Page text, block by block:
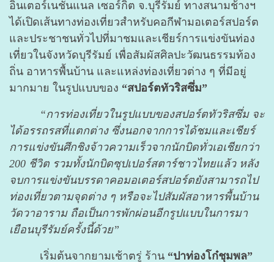
อินเตอร์เนชั่นแนล เซอร์กิต จ.บุรีรัมย์ ทางสนามช้างฯ
ได้เปิดเส้นทางท่องเที่ยวสำหรับคอกีฬามอเตอร์สปอร์ต
และประชาชนทั่วไปที่มาชมและเชียร์การแข่งขันท่อง
เที่ยวในจังหวัดบุรีรัมย์ เพื่อสัมผัสศิลปะวัฒนธรรมท้อง
ถิ่น อาหารพื้นบ้าน และแหล่งท่องเที่ยวต่าง ๆ ที่มีอยู่
มากมาย ในรูปแบบของ “สปอร์ตทัวริสซึ่ม”
“การท่องเที่ยวในรูปแบบของสปอร์ตทัวริสซึ่ม จะ
ได้อรรถรสที่แตกต่าง ซึ่งนอกจากการได้ชมและเชียร์
การแข่งขันศึกชิงจ้าวความเร็วจากนักบิดทั่วเอเชียกว่า
200 ชีวิต รวมทั้งนักบิดซุปเปอร์สตาร์ชาวไทยแล้ว หลัง
จบการแข่งขันบรรดาคอมอเตอร์สปอร์ตยังสามารถไป
ท่องเที่ยวตามจุดต่าง ๆ หรือจะไปสัมผัสอาหารพื้นบ้าน
วัดวาอาราม ถือเป็นการพักผ่อนอีกรูปแบบในการมา
เยือนบุรีรัมย์ครั้งนี้ด้วย”
เริ่มต้นจากยามเช้าตรู่ ร้าน “ปาท่องโก๋ชุมพล”